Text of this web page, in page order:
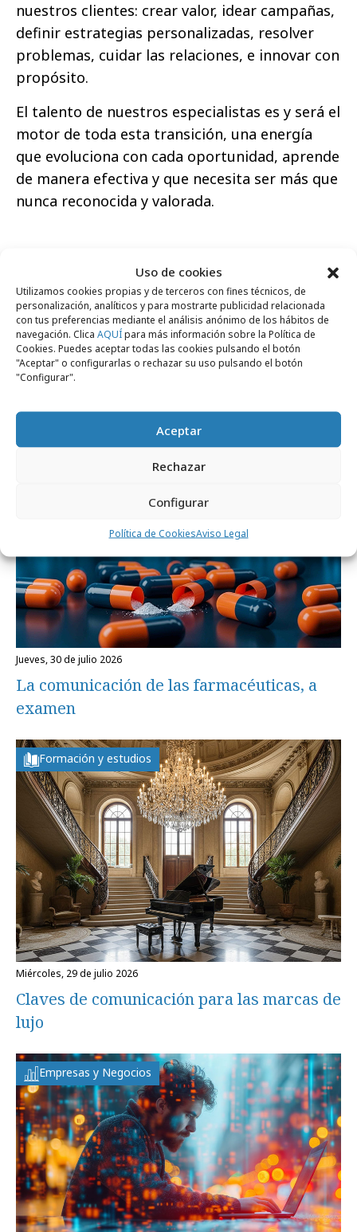
Uso de cookies
Utilizamos cookies propias y de terceros con fines técnicos, de
personalización, analíticos y para mostrarte publicidad relacionada
con tus preferencias mediante el análisis anónimo de los hábitos de
navegación. Clica AQUÍpara más información sobre la Política de
Cookies. Puedes aceptar todas las cookies pulsando el botón
"Aceptar" o configurarlas o rechazar su uso pulsando el botón
"Configurar".
Aceptar
Rechazar
Configurar
Política de CookiesAviso Legal
nuestros clientes: crear valor, idear campañas,
definir estrategias personalizadas, resolver
problemas, cuidar las relaciones, e innovar con
propósito.
El talento de nuestros especialistas es y será el
motor de toda esta transición, una energía
que evoluciona con cada oportunidad, aprende
de manera efectiva y que necesita ser más que
nunca reconocida y valorada.
Comparte
jueves, 30 de julio 2026
La comunicación de las farmacéuticas, a
examen
Formación y estudios
miércoles, 29 de julio 2026
Claves de comunicación para las marcas de
lujo
Empresas y Negocios